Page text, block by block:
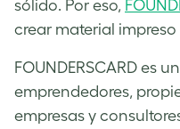
sólido. Por eso,
crear material
FOUNDERSCARD es
emprendedores,
empresas y